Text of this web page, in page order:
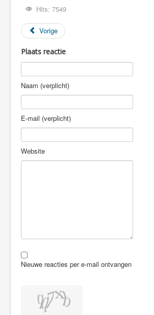
Hits: 7549
Vorige
Plaats reactie
Naam (verplicht)
E-mail (verplicht)
Website
Nieuwe reacties per e-mail ontvangen